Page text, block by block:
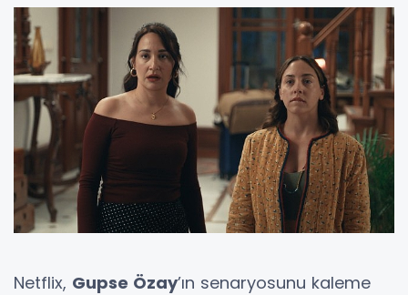
Netflix, Gupse Özay’ın senaryosunu kaleme